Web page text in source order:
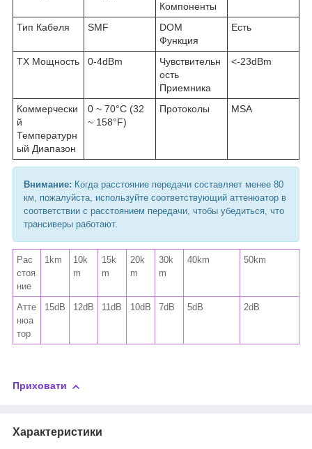
Компоненты
Тип Кабеля SMF
DOM
Функция
Есть
TX Мощность 0-4dBm
Чувствительн
ость
Приемника
<-23dBm
Коммерчески
й
Температурн
ый Диапазон
0 ~ 70°C (32
~ 158°F)
Протоколы MSA
Внимание: Когда расстояние передачи составляет менее 80
км, пожалуйста, используйте соответствующий аттенюатор в
соответствии с расстоянием передачи, чтобы убедиться, что
трансиверы работают.
Рас
стоя
ние
1km
10k
m
15k
m
20k
m
30k
m
40km 50km
Атте
нюа
тор
15dB 12dB 11dB 10dB 7dB 5dB 2dB
Приховати
Характеристики